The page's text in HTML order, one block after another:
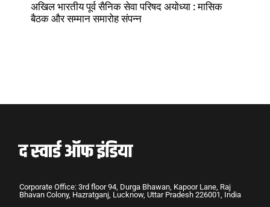
अखिल भारतीय पूर्व सैनिक सेवा परिषद अयोध्या : मासिक
बैठक और सम्मान समारोह संपन्न
Corporate Office: 3rd floor 94, Durga Bhawan, Kapoor Lane, Raj
Bhavan Colony, Hazratganj, Lucknow, Uttar Pradesh 226001, India